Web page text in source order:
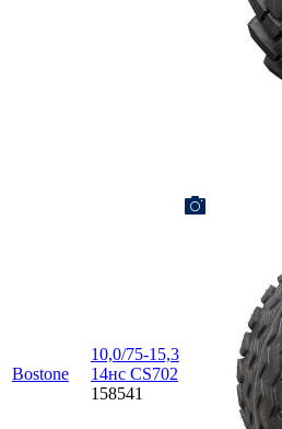
Bostone
10,0/75-15,3
14нс CS702
158541